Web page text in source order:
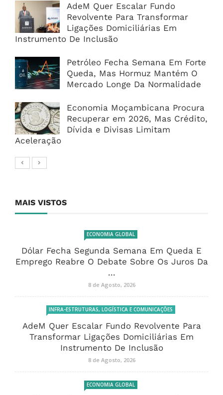
AdeM Quer Escalar Fundo
Revolvente Para Transformar
Ligações Domiciliárias Em
Instrumento De Inclusão
Petróleo Fecha Semana Em Forte
Queda, Mas Hormuz Mantém O
Mercado Longe Da Normalidade
Economia Moçambicana Procura
Recuperar em 2026, Mas Crédito,
Dívida e Divisas Limitam
Aceleração
MAIS VISTOS
ECONOMIA GLOBAL
Dólar Fecha Segunda Semana Em Queda E
Emprego Reabre O Debate Sobre Os Juros Da
...
8 de Agosto, 2026
INFRA-ESTRUTURAS, LOGÍSTICA E COMUNICAÇÕES
AdeM Quer Escalar Fundo Revolvente Para
Transformar Ligações Domiciliárias Em
Instrumento De Inclusão
8 de Agosto, 2026
ECONOMIA GLOBAL